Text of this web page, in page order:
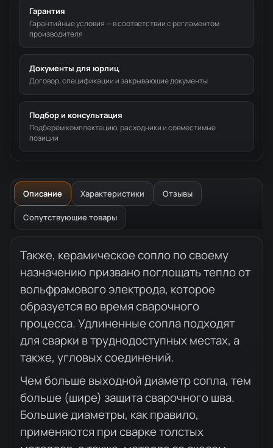
Гарантия
Гарантийные условия — в соответствии с регламентом
производителя
Документы для юрлиц
Договор, спецификации и закрывающие документы
Подбор и консультация
Подберём комплектацию, расходники и совместимые
позиции
Описание Характеристики Отзывы
Сопутствующие товары
Описание товара
Также, керамическое сопло по своему
назначению призвано поглощать тепло от
вольфрамового электрода, которое
образуется во время сварочного
процесса. Удлиненные сопла подходят
для сварки в труднодоступных местах, а
также, угловых соединений.
Чем больше выходной диаметр сопла, тем
больше (шире) защита сварочного шва.
Большие диаметры, как правило,
применяются при сварке толстых